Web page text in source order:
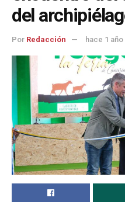
del
Por Redacción hace 1 año